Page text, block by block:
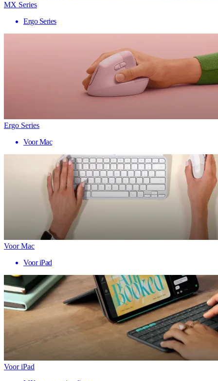
MX Series
Ergo Series
Ergo Series
Voor Mac
Voor Mac
Voor iPad
Voor iPad